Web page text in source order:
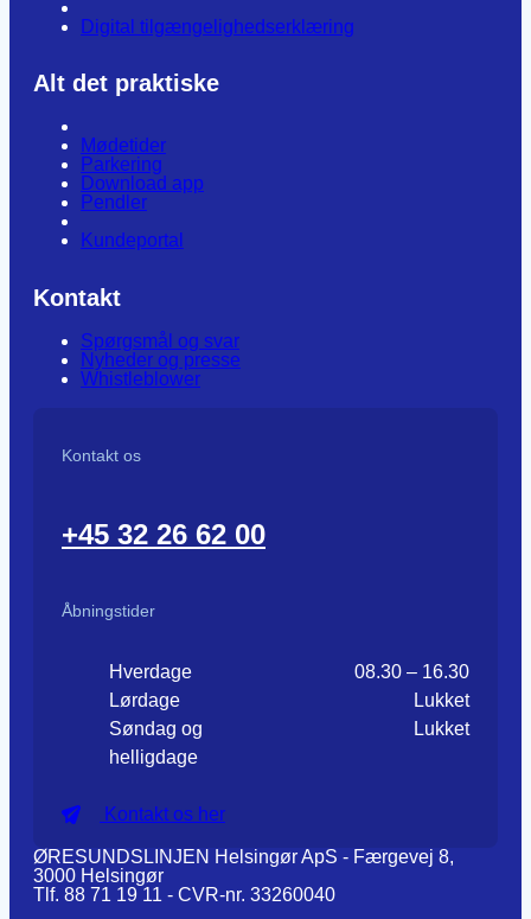
Digital tilgængelighedserklæring
Alt det praktiske
Mødetider
Parkering
Download app
Pendler
Kundeportal
Kontakt
Spørgsmål og svar
Nyheder og presse
Whistleblower
Kontakt os
+45 32 26 62 00
Åbningstider
Hverdage
08.30 – 16.30
Lørdage
Lukket
Søndag og
helligdage
Lukket
Kontakt os her
ØRESUNDSLINJEN Helsingør ApS - Færgevej 8,
3000 Helsingør
Tlf. 88 71 19 11 - CVR-nr. 33260040